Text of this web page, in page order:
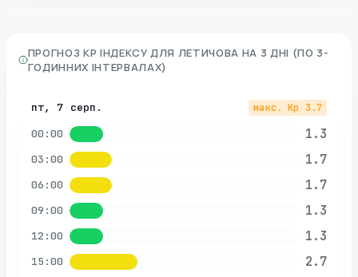
ПРОГНОЗ KP ІНДЕКСУ ДЛЯ ЛЕТИЧОВА НА 3 ДНІ (ПО 3-
ГОДИННИХ ІНТЕРВАЛАХ)
пт, 7 серп. макс. Kp 3.7
00:00 1.3
03:00 1.7
06:00 1.7
09:00 1.3
12:00 1.3
15:00 2.7